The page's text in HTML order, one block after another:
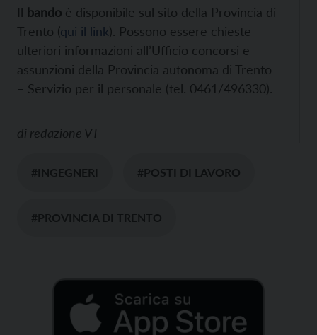
Il bando è disponibile sul sito della Provincia di
Trento (qui il link). Possono essere chieste
ulteriori informazioni all’Ufficio concorsi e
assunzioni della Provincia autonoma di Trento
– Servizio per il personale (tel. 0461/496330).
di redazione VT
#INGEGNERI #POSTI DI LAVORO
#PROVINCIA DI TRENTO